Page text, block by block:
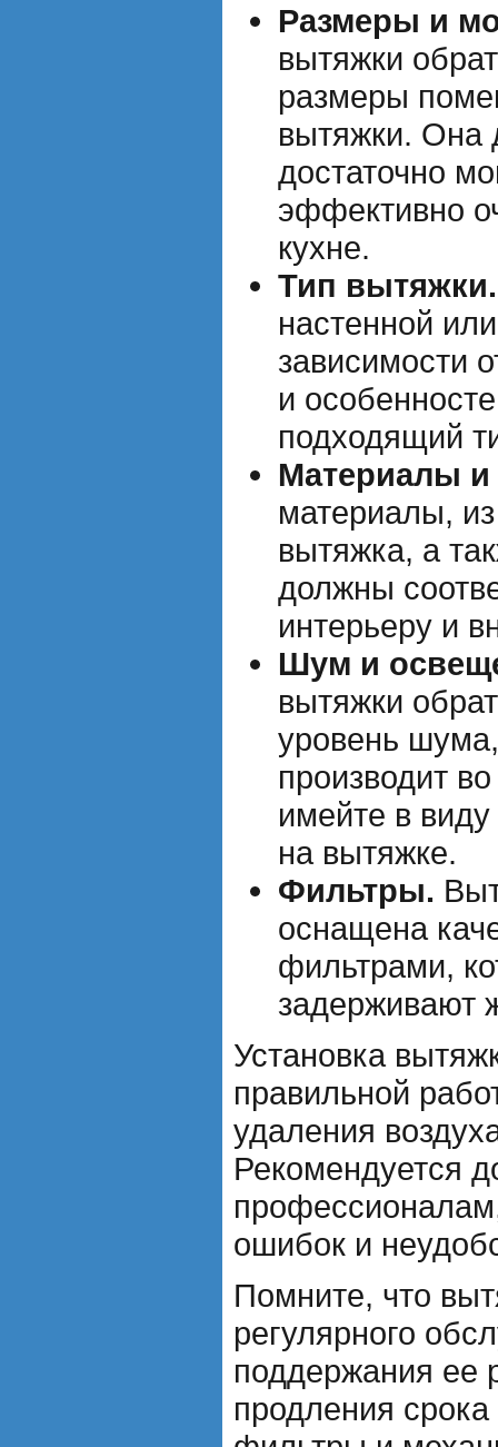
Размеры и
вытяжки
размеры
вытяжки. Она
достаточно
эффективно
кухне.
Тип вытяжки.
настенной
зависимости
и
подходящий
Материалы и
материалы,
вытяжка, а
должны
интерьеру и
Шум и
вытяжки
уровень
производит
имейте в
на вытяжке.
Фильтры.
оснащена
фильтрами,
задерживают
Установка
правильной
удаления
Рекомендуется
ошибок и
Помните, что
регулярного
поддержания ее
продления